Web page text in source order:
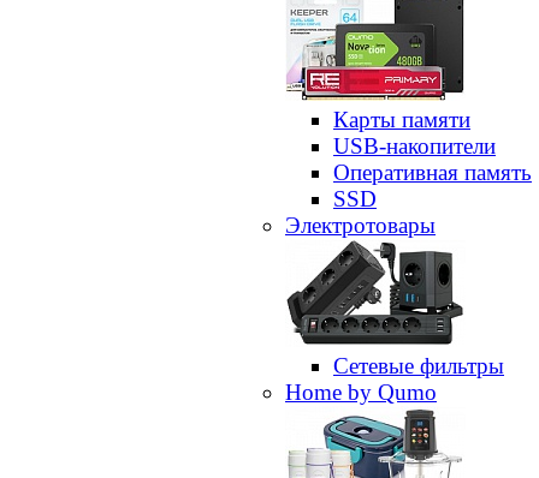
Карты памяти
USB-накопители
Оперативная память
SSD
Электротовары
Сетевые фильтры
Home by Qumo